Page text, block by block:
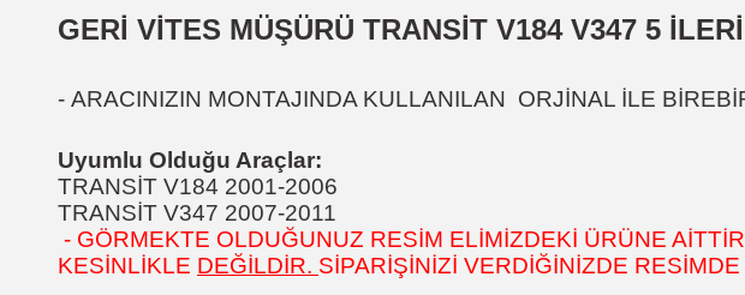
GERİ VİTES MÜŞÜRÜ TRANSİT V184 V347 5 İLERİ
- ARACINIZIN MONTAJINDA KULLANILAN ORJİNAL İLE
Uyumlu Olduğu Araçlar:
TRANSİT V184 2001-2006
TRANSİT V347 2007-2011
- GÖRMEKTE OLDUĞUNUZ RESİM ELİMİZDEKİ ÜRÜNE
KESİNLİKLE DEĞİLDİR. SİPARİŞİNİZİ VERDİĞİNİZDE